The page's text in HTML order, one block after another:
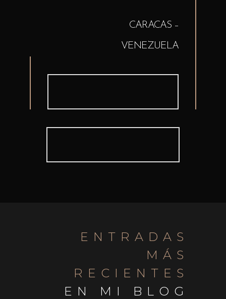
CARACAS –
VENEZUELA
ENTRADAS
MÁS
RECIENTES
EN MI BLOG